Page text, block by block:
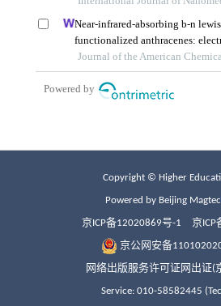
Copyright © Higher
Powered by Beijing
京ICP备12020869号-1 京ICP
京公网安备
网络出版服务许可证网出证(
Service: 010-58582445